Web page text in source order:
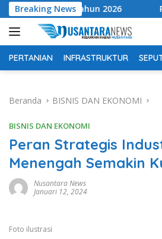
Langsung
ke
konten
Breaking News
2026 Perkuat Sinergi
PERTANIAN INFRASTRUKTUR
Beranda BISNIS DAN EKONOMI
BISNIS DAN EKONOMI
Peran Strategis
Menengah Semakin
Nusantara News
Januari 12, 2024
Foto ilustrasi